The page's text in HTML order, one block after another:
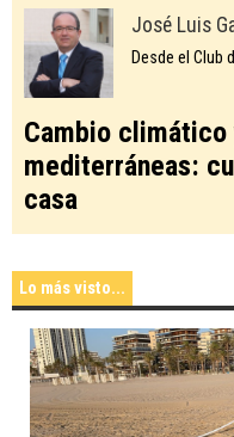
José Luis
Desde el Club
Cambio climático
mediterráneas:
casa
Lo más visto...